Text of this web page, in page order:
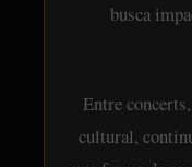
busca
Entre
cultural,